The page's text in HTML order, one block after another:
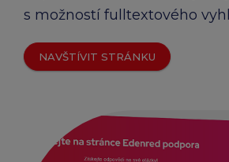
s možností fulltextového
NAVŠTÍVIT STRÁNKU